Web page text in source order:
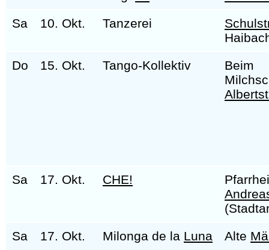
Sa
10. Okt. Tanzerei
Do
15. Okt. Tango-Kollektiv
Beim
Sa 17. Okt. CHE!
Sa
17. Okt. Milonga de la Luna Alte